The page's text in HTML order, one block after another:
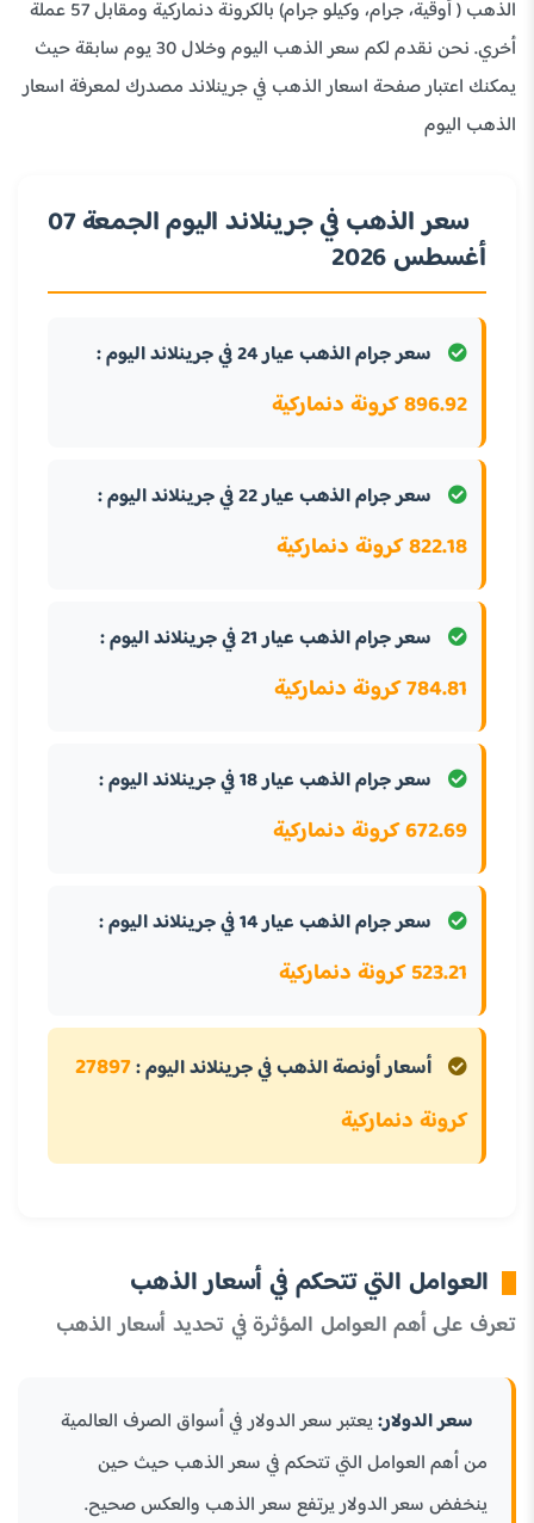
الذهب ( أوقية، جرام، وكيلو جرام) بالكرونة دنماركية ومقابل 57 عملة
أخري. نحن نقدم لكم سعر الذهب اليوم وخلال 30 يوم سابقة حيث
يمكنك اعتبار صفحة اسعار الذهب في جرينلاند مصدرك لمعرفة اسعار
الذهب اليوم
سعر الذهب في جرينلاند اليوم الجمعة 07
أغسطس 2026
سعر جرام الذهب عيار 24 في جرينلاند اليوم :
896.92 كرونة دنماركية
سعر جرام الذهب عيار 22 في جرينلاند اليوم :
822.18 كرونة دنماركية
سعر جرام الذهب عيار 21 في جرينلاند اليوم :
784.81 كرونة دنماركية
سعر جرام الذهب عيار 18 في جرينلاند اليوم :
672.69 كرونة دنماركية
سعر جرام الذهب عيار 14 في جرينلاند اليوم :
523.21 كرونة دنماركية
أسعار أونصة الذهب في جرينلاند اليوم :27897
كرونة دنماركية
العوامل التي تتحكم في أسعار الذهب
تعرف على أهم العوامل المؤثرة في تحديد أسعار الذهب
سعر الدولار:يعتبر سعر الدولار في أسواق الصرف العالمية
من أهم العوامل التي تتحكم في سعر الذهب حيث حين
ينخفض سعر الدولار يرتفع سعر الذهب والعكس صحيح.